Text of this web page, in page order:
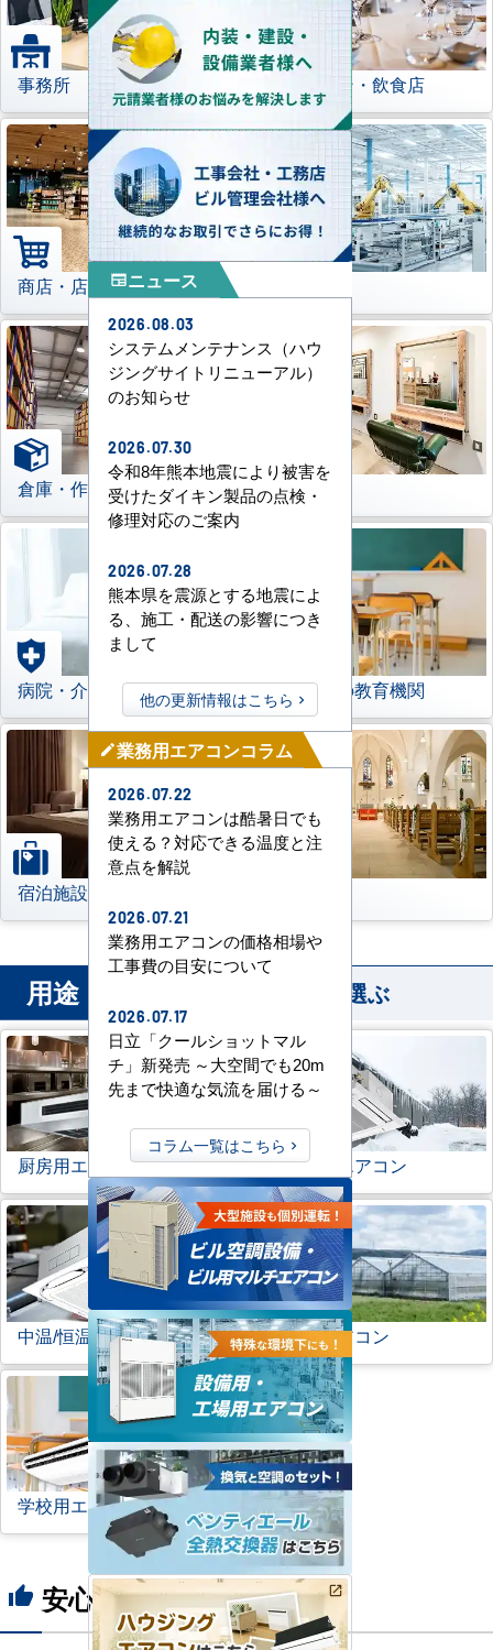
事務所 レストラン・飲食店
商店・店舗
倉庫・作業場 理美容室
病院・介護施設 学校などの教育機関
宿泊施設
用途 から業務用エアコンを選ぶ
厨房用エアコン 寒冷地用エアコン
中温/恒温用エアコン 農業用エアコン
学校用エアコン
thumb_up 安心の8つのポイント
newspaperニュース
2026.08.03
システムメンテナンス（ハウ
ジングサイトリニューアル）
のお知らせ
2026.07.30
令和8年熊本地震により被害を
受けたダイキン製品の点検・
修理対応のご案内
2026.07.28
熊本県を震源とする地震によ
る、施工・配送の影響につき
まして
他の更新情報はこちら
mode_edit業務用エアコンコラム
2026.07.22
業務用エアコンは酷暑日でも
使える？対応できる温度と注
意点を解説
2026.07.21
業務用エアコンの価格相場や
工事費の目安について
2026.07.17
日立「クールショットマル
チ」新発売 ～大空間でも20m
先まで快適な気流を届ける～
コラム一覧はこちら